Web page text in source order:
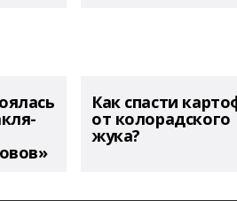
Как спасти
от колорадского
жука?